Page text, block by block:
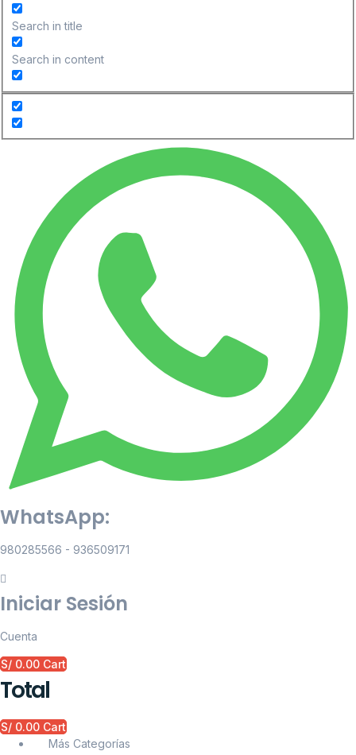
Search in title
Search in content
WhatsApp:
980285566 - 936509171
Iniciar Sesión
Cuenta
S/ 0.00 Cart
Total
S/ 0.00 Cart
Más Categorías